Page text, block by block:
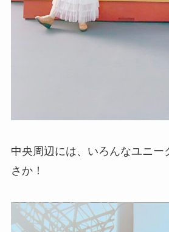
中央周辺には、いろんなユニー
さか！